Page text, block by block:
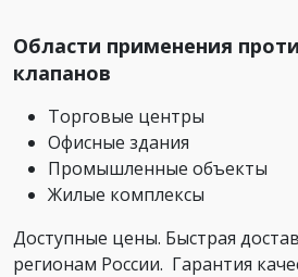
Области применения
клапанов
Торговые центры
Офисные здания
Промышленные объекты
Жилые комплексы
Доступные цены. Быстрая
регионам России. Гарантия